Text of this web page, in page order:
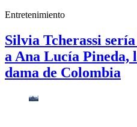
Entretenimiento
Silvia Tcherassi
a Ana Lucía Pineda,
dama de Colombia